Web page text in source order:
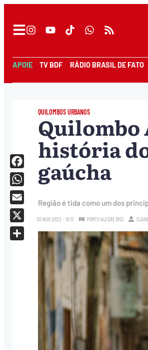
APOIE TV BDF RÁDIO BRASIL DE FATO
QUILOMBOS URBANOS
Quilombo
história
gaúcha
Região é tida como um dos
30.NOV.2022 - 10:11 PORTO ALEGRE (RS)
Facebook
WhatsApp
Email
X